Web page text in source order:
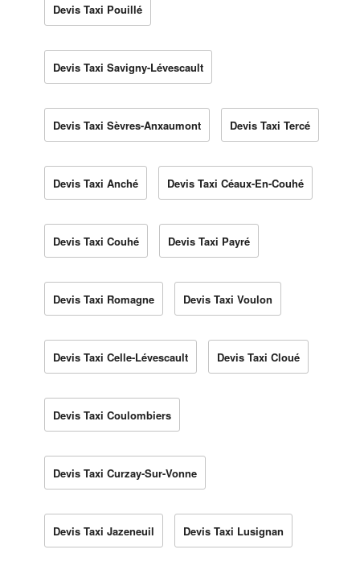
Devis Taxi Pouillé
Devis Taxi Savigny-Lévescault
Devis Taxi Sèvres-Anxaumont Devis Taxi Tercé
Devis Taxi Anché Devis Taxi Céaux-En-Couhé
Devis Taxi Couhé Devis Taxi Payré
Devis Taxi Romagne Devis Taxi Voulon
Devis Taxi Celle-Lévescault Devis Taxi Cloué
Devis Taxi Coulombiers
Devis Taxi Curzay-Sur-Vonne
Devis Taxi Jazeneuil Devis Taxi Lusignan